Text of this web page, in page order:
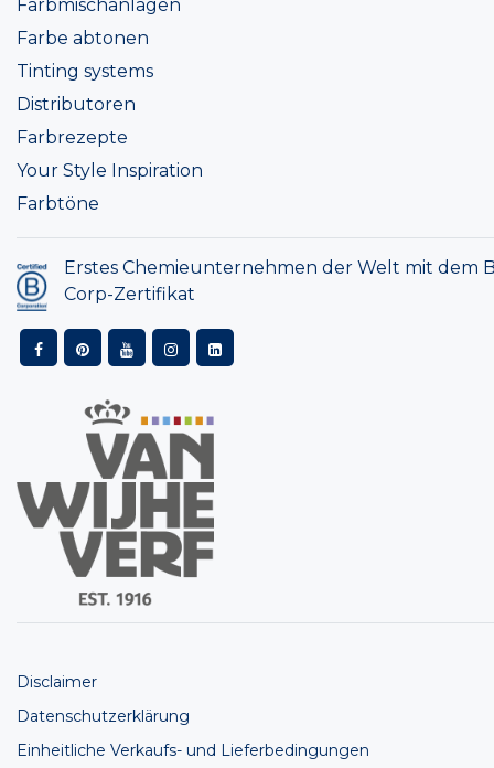
Farbmischanlagen
Farbe abtonen
Tinting systems
Distributoren
Farbrezepte
Your Style Inspiration
Farbtöne
Erstes Chemieunternehmen der Welt mit dem
Corp-Zertifikat
Disclaimer
Datenschutzerklärung
Einheitliche Verkaufs- und Lieferbedingungen